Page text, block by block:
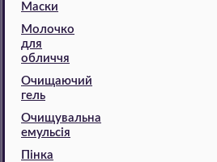
Маски
Молочко
для
обличчя
Очищаючий
гель
Очищувальна
емульсія
Пінка